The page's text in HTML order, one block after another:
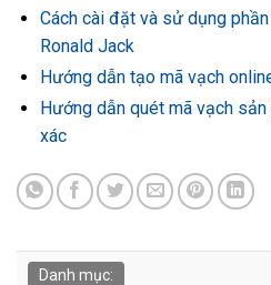
Cách cài đặt và sử dụng
Ronald Jack
Hướng dẫn tạo mã vạch
Hướng dẫn quét mã vạch
xác
Danh mục: